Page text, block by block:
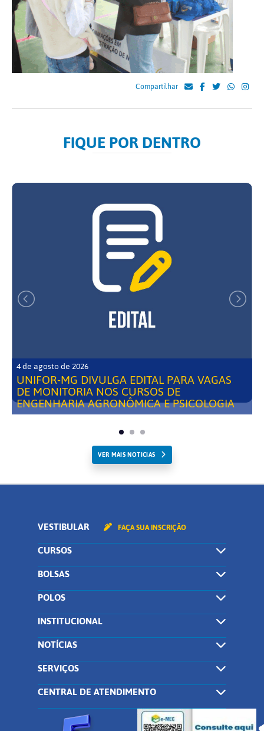
Compartilhar
FIQUE POR DENTRO
4 de agosto de 2026
UNIFOR-MG DIVULGA EDITAL PARA VAGAS
DE MONITORIA NOS CURSOS DE
ENGENHARIA AGRONÔMICA E PSICOLOGIA
VER MAIS NOTICIAS
VESTIBULAR FAÇA SUA INSCRIÇÃO
CURSOS
BOLSAS
POLOS
INSTITUCIONAL
NOTÍCIAS
SERVIÇOS
CENTRAL DE ATENDIMENTO